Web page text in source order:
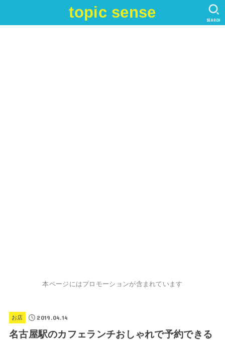
topic sense SEARCH
本ページにはプロモーションが含まれています
お店 2019.04.14
名古屋駅のカフェランチおしゃれで予約できる